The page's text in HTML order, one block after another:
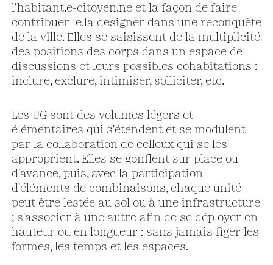
l'habitant.e-citoyen.ne et la façon de faire
contribuer le.la designer dans une reconquête
de la ville. Elles se saisissent de la multiplicité
des positions des corps dans un espace de
discussions et leurs possibles cohabitations :
inclure, exclure, intimiser, solliciter, etc.
Les UG sont des volumes légers et
élémentaires qui s'étendent et se modulent
par la collaboration de celleux qui se les
approprient. Elles se gonflent sur place ou
d'avance, puis, avec la participation
d'éléments de combinaisons, chaque unité
peut être lestée au sol ou à une infrastructure
; s'associer à une autre afin de se déployer en
hauteur ou en longueur : sans jamais figer les
formes, les temps et les espaces.